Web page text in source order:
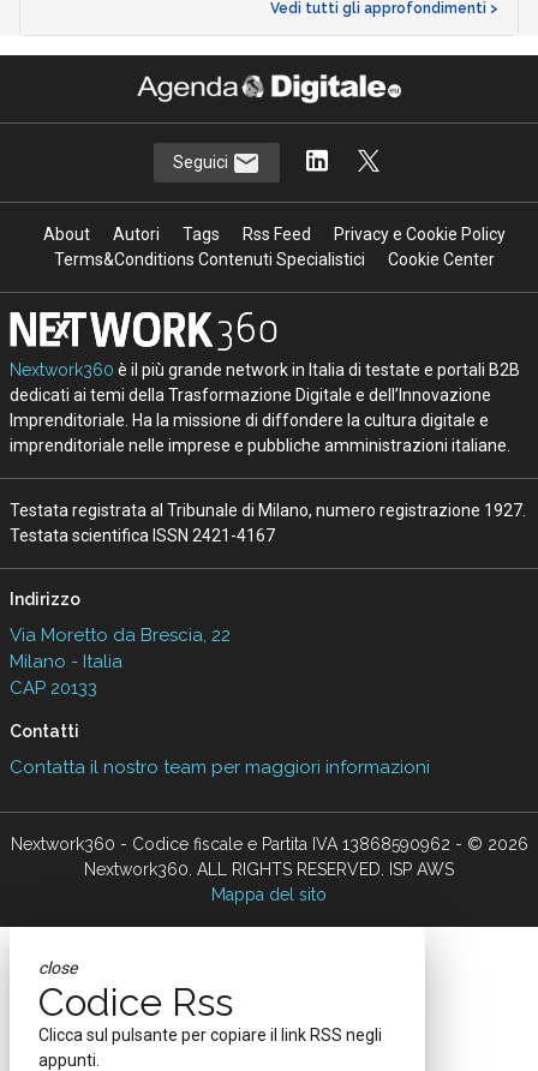
Vedi tutti gli approfondimenti >
Seguici
About Autori Tags Rss Feed
Privacy e Cookie Policy
Terms&Conditions Contenuti Specialistici
Cookie Center
Nextwork360 è il più grande network in Italia di testate e portali B2B
dedicati ai temi della Trasformazione Digitale e dell’Innovazione
Imprenditoriale. Ha la missione di diffondere la cultura digitale e
imprenditoriale nelle imprese e pubbliche amministrazioni italiane.
Testata registrata al Tribunale di Milano, numero registrazione 1927.
Testata scientifica ISSN 2421-4167
Indirizzo
Via Moretto da Brescia, 22
Milano - Italia
CAP 20133
Contatti
Contatta il nostro team per maggiori informazioni
Nextwork360 - Codice fiscale e Partita IVA 13868590962 - © 2026
Nextwork360. ALL RIGHTS RESERVED. ISP AWS
Mappa del sito
close
Codice Rss
Clicca sul pulsante per copiare il link RSS negli
appunti.